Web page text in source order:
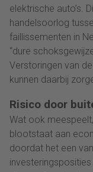
elektrische auto’s.
handelsoorlog
faillissementen in
“dure
Verstoringen van
kunnen daarbij
Risico door
Wat ook
blootstaat aan
doordat het een